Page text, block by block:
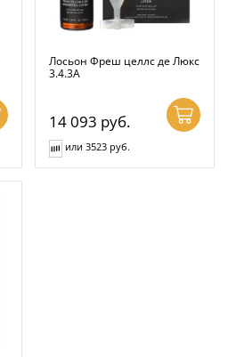
Лосьон Фреш целлс де Люкс
3.4.3А
14 093 руб.
или 3523 руб.